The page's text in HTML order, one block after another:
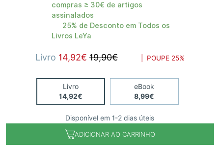
compras ≥ 30€ de artigos
assinalados
25% de Desconto em Todos os
Livros LeYa
Livro 14,92€ 19,90€ | POUPE 25%
Livro
14,92€
eBook
8,99€
Disponível em 1-2 dias úteis
ADICIONAR AO CARRINHO